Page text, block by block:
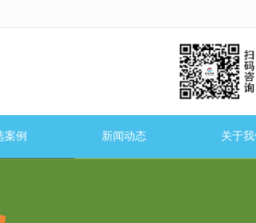
案例 新闻动态 关于我